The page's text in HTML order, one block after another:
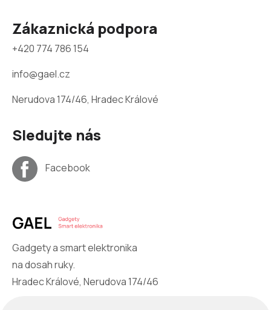
Zákaznická podpora
+420 774 786 154
info@gael.cz
Nerudova 174/46, Hradec Králové
Sledujte nás
Facebook
Gadgety a smart elektronika
na dosah ruky.
Hradec Králové, Nerudova 174/46